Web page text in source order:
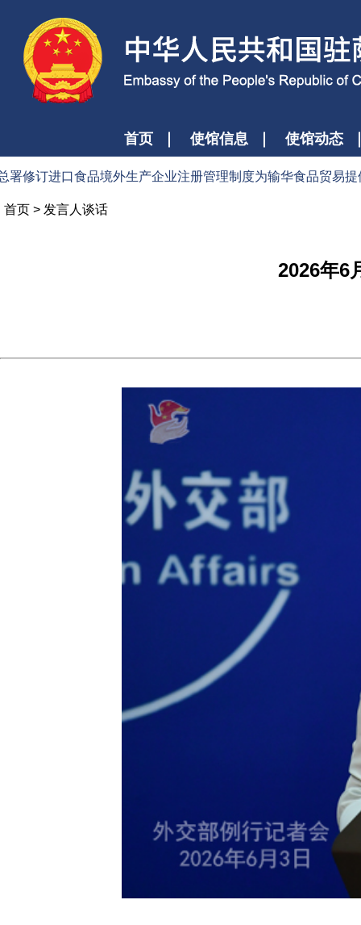
首页 使馆信息 使馆动态
订进口食品境外生产企业注册管理制度为输华食品贸易提供
首页 > 发言人谈话
2026年6